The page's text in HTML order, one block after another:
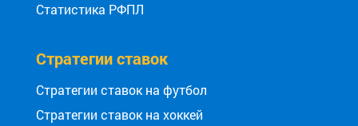
Статистика РФПЛ
Стратегии ставок
Стратегии ставок на футбол
Стратегии ставок на хоккей